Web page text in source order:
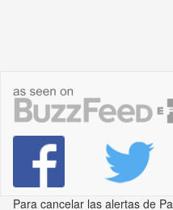
Para cancelar las alertas de